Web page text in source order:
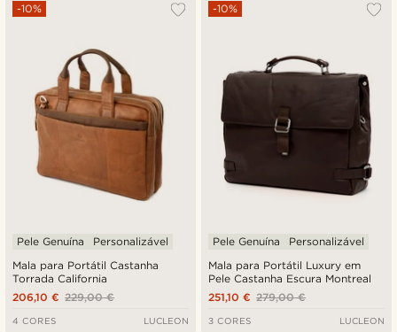
Mala para Portátil Castanha
Torrada California
-10%
Pele Genuína Personalizável
229,00 €
206,10 €
4 CORES LUCLEON
Mala para Portátil Luxury em
Pele Castanha Escura Montreal
-10%
Pele Genuína Personalizável
279,00 €
251,10 €
3 CORES LUCLEON